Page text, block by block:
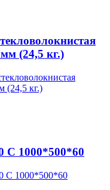
(24,5 кг.)
С 1000*500*60